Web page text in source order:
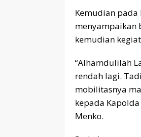
Kemudian
menyampaikan
kemudian
“Alhamdulilah
rendah lagi.
mobilitasnya
kepada
Menko.